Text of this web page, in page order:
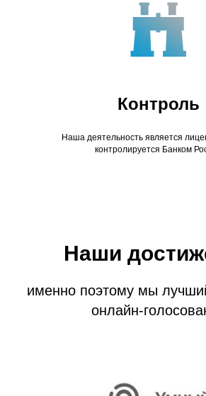
Контроль
Наша деятельность является
контролируется Банком
Наши
именно поэтому мы
онлайн-